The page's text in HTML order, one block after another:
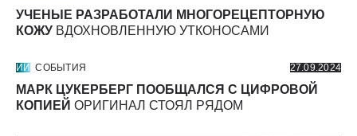
УЧЕНЫЕ РАЗРАБОТАЛИ МНОГОРЕЦЕПТОРНУЮ
КОЖУ ВДОХНОВЛЕННУЮ УТКОНОСАМИ
ИИ СОБЫТИЯ 27.09.2024
МАРК ЦУКЕРБЕРГ ПООБЩАЛСЯ С ЦИФРОВОЙ
КОПИЕЙ ОРИГИНАЛ СТОЯЛ РЯДОМ